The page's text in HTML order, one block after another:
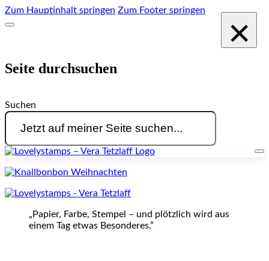
Zum Hauptinhalt springen Zum Footer springen
Seite durchsuchen
Suchen
×
„Papier, Farbe, Stempel – und plötzlich wird aus
einem Tag etwas Besonderes.”